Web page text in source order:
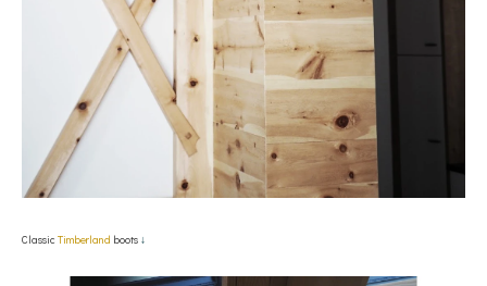
Classic Timberland boots ↓